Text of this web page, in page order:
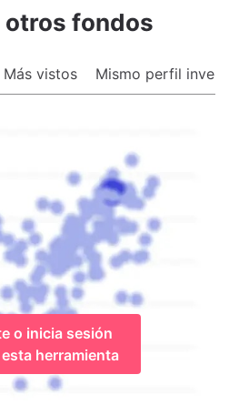
otros fondos
Más vistos Mismo perfil
o inicia sesión
herramienta